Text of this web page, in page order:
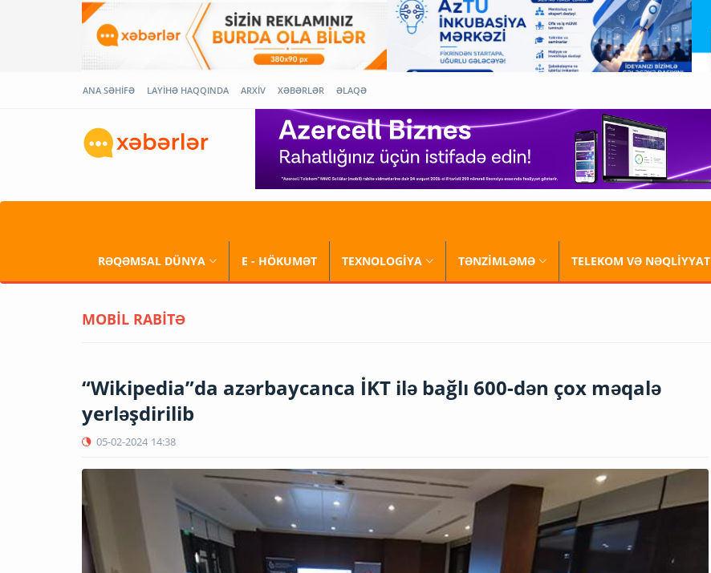
ANA SƏHİFƏ LAYİHƏ HAQQINDA ARXİV XƏBƏRLƏR ƏLAQƏ
RƏQƏMSAL DÜNYA E - HÖKUMƏT TEXNOLOGİYA TƏNZİMLƏMƏ TELEKOM VƏ NƏQLİYYAT
MOBİL RABİTƏ
“Wikipedia”da azərbaycanca İKT ilə bağlı 600-dən çox məqalə
yerləşdirilib
05-02-2024 14:38